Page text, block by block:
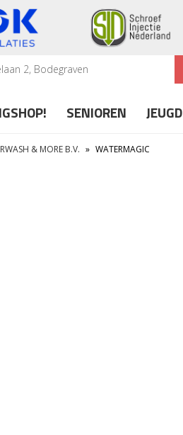
2, Bodegraven
SENIOREN JEUGD
& MORE B.V. » WATERMAGIC